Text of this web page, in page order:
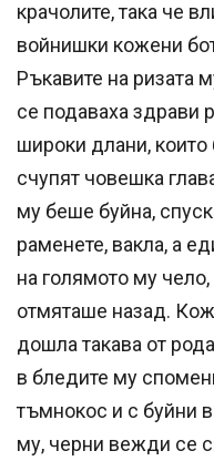
крачолите, така че
войнишки кожени
Ръкавите на ризата
се подаваха здрави
широки длани,
счупят човешка
му беше буйна,
раменете, вакла, а
на голямото му
отмяташе назад.
дошла такава от
в бледите му
тъмнокос и с буйни
му, черни вежди се